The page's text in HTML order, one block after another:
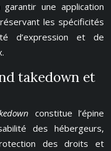
une application
les spécificités
d’expression et de
takedown et
constitue l’épine
des hébergeurs,
des droits et